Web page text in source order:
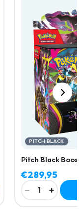
PITCH BLACK
Pitch Black
€289,95
− 1 +